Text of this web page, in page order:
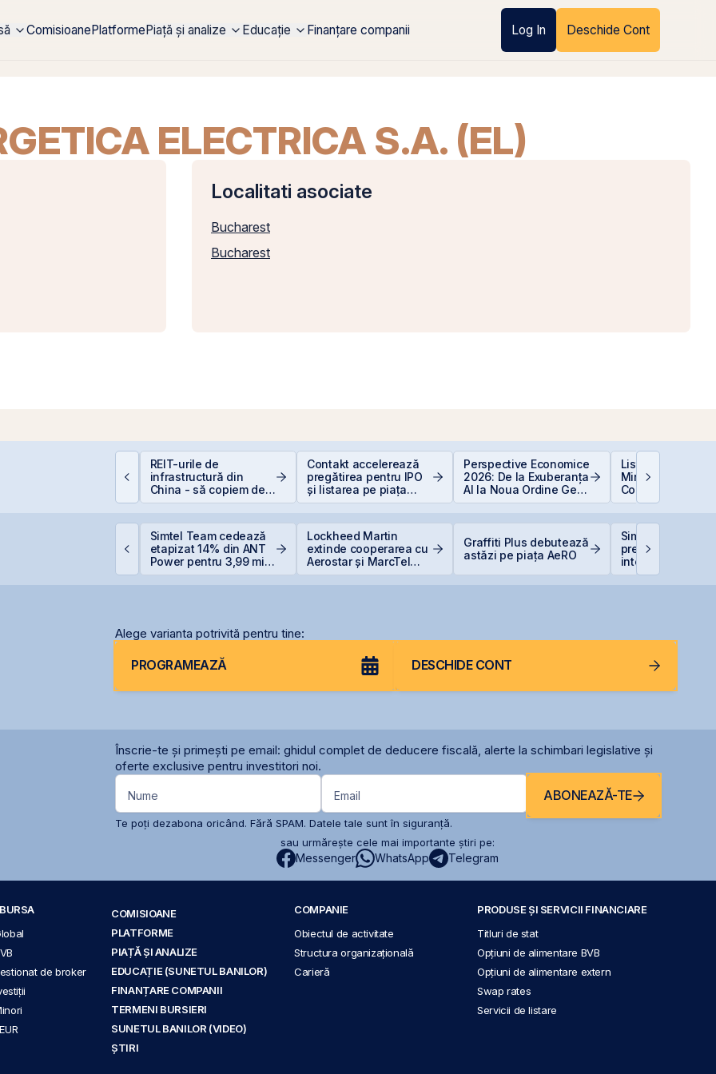
ComisioanePlatformePiață și analize Educație Finanțare companii Log In Deschide Cont
ELECTRICA S.A. (EL)
Localitati asociate
Bucharest
Bucharest
REIT-urile de
infrastructură din
China - să copiem de
la cel ce copiază?!
Contakt accelerează
pregătirea pentru IPO
și listarea pe piața
AeRO a BVB
Perspective Economice
2026: De la Exuberanța
AI la Noua Ordine Geo-
Economică
Listarea
Minoritare din
Companiile de
BVB – Soluție
Simtel Team cedează
etapizat 14% din ANT
Power pentru 3,99 mil.
Lockheed Martin
extinde cooperarea cu
Aerostar și MarcTel
Graffiti Plus debutează
astăzi pe piața AeRO
Simtel își extinde
prezența
internațională
deschiderea unei
Alege varianta potrivită pentru tine:
PROGRAMEAZĂ DESCHIDE CONT
Înscrie-te și primești pe email: ghidul complet de deducere fiscală, alerte la schimbari legislative și
oferte exclusive pentru investitori noi.
Nume Email ABONEAZĂ-TE
Te poți dezabona oricând. Fără SPAM. Datele tale sunt în siguranță.
sau urmărește cele mai importante știri pe:
Messenger WhatsApp Telegram
de broker
COMISIOANE
PLATFORME
PIAȚĂ ȘI ANALIZE
EDUCAȚIE (SUNETUL BANILOR)
FINANȚARE COMPANII
TERMENI BURSIERI
SUNETUL BANILOR (VIDEO)
ȘTIRI
COMPANIE
Obiectul de activitate
Structura organizațională
Carieră
PRODUSE ȘI SERVICII FINANCIARE
Titluri de stat
Opțiuni de alimentare BVB
Opțiuni de alimentare extern
Swap rates
Servicii de listare